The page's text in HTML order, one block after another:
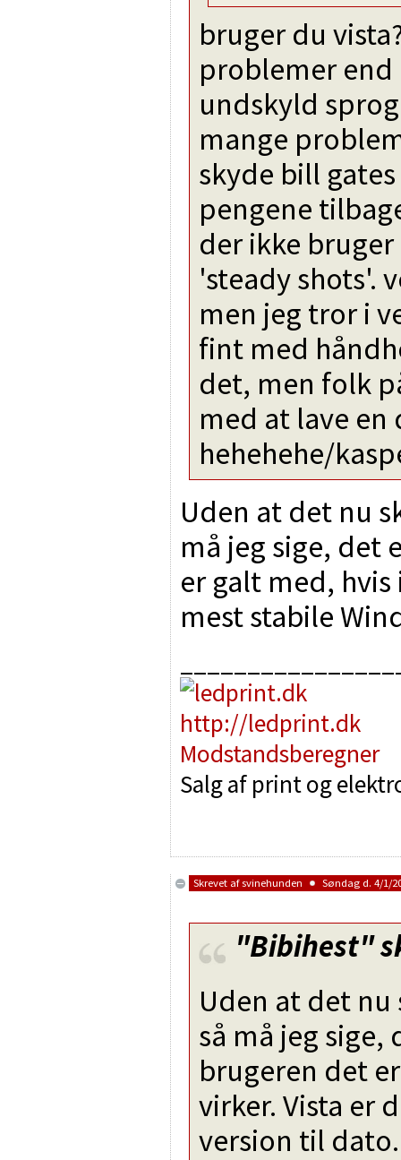
bruger du
problemer
undskyld
mange
skyde bill
pengene
der ikke
'steady shots'.
men jeg tror i
fint med
det, men folk
med at lave
hehehehe/
Uden at det nu
må jeg sige,
er galt med, hvis
mest stabile
http://ledprint.dk
Modstandsberegner
Salg af print og
Skrevet af svinehunden Søndag d. 4/1/
"Bibihest"
Uden at det nu
så må jeg
brugeren det
virker. Vista er
version til dato.